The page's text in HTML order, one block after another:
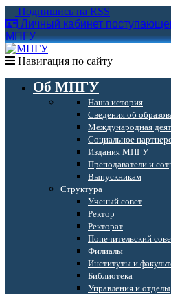
Подпишись на RSS
Личный кабинет
МПГУ
Навигация по сайту
Об МПГУ
Наша история
Сведения об
Международная
Социальное
Издания МПГУ
Преподаватели и
Выпускникам
Структура
Ученый совет
Ректор
Ректорат
Попечительский
Филиалы
Институты и
Библиотека
Управления и отделы